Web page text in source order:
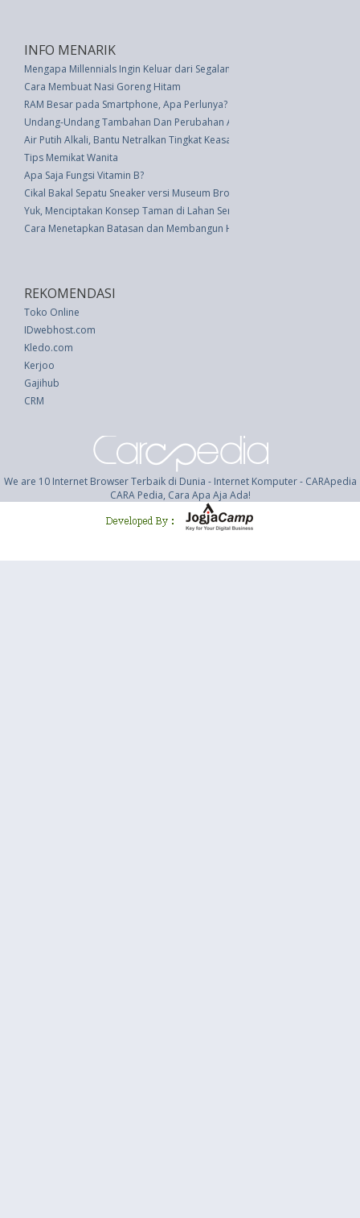
INFO MENARIK
Mengapa Millennials Ingin Keluar dari Segalanya
Cara Membuat Nasi Goreng Hitam
RAM Besar pada Smartphone, Apa Perlunya?
Undang-Undang Tambahan Dan Perubahan Atas Anggaran Pendapatan
Air Putih Alkali, Bantu Netralkan Tingkat Keasaman Tubuh
Tips Memikat Wanita
Apa Saja Fungsi Vitamin B?
Cikal Bakal Sepatu Sneaker versi Museum Brooklyn
Yuk, Menciptakan Konsep Taman di Lahan Sempit
Cara Menetapkan Batasan dan Membangun Hubungan yang Lebih Baik
REKOMENDASI
Toko Online
IDwebhost.com
Kledo.com
Kerjoo
Gajihub
CRM
We are 10 Internet Browser Terbaik di Dunia - Internet Komputer - CARApedia
CARA Pedia, Cara Apa Aja Ada!